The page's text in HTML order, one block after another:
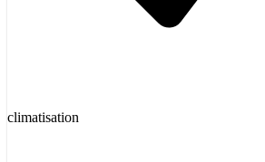
climatisation